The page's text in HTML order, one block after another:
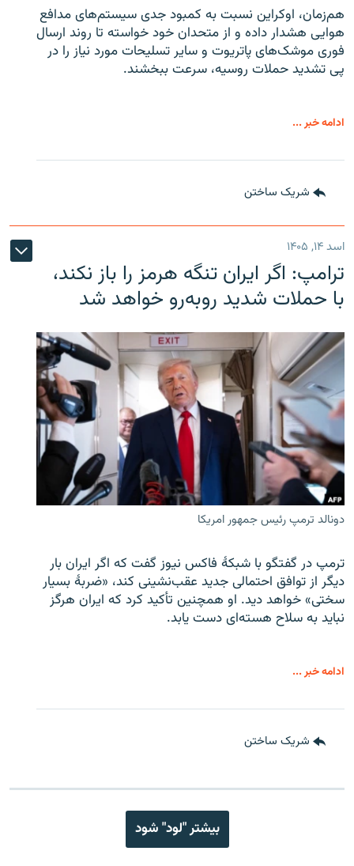
هم‌زمان، اوکراین نسبت به کمبود جدی سیستم‌های مدافع
هوایی هشدار داده و از متحدان خود خواسته تا روند ارسال
فوری موشک‌های پاتریوت و سایر تسلیحات مورد نیاز را در
پی تشدید حملات روسیه، سرعت ببخشند.
ادامه خبر ...
شریک ساختن
اسد ۱۴, ۱۴۰۵
ترامپ: اگر ایران تنگه هرمز را باز نکند،
با حملات شدید روبه‌رو خواهد شد
دونالد ترمپ رئیس جمهور امریکا
ترمپ در گفتگو با شبکهٔ فاکس نیوز گفت که اگر ایران بار
دیگر از توافق احتمالی جدید عقب‌نشینی کند، «ضربهٔ بسیار
سختی» خواهد دید. او همچنین تأکید کرد که ایران هرگز
نباید به سلاح هسته‌ای دست یابد.
ادامه خبر ...
شریک ساختن
بیشتر "لود" شود